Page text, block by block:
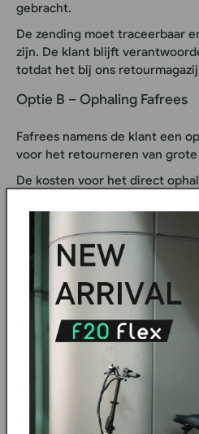
gebracht.
De zending moet traceerbaar
zijn. De klant blijft
totdat het bij ons
Optie B – Ophaling Fafrees
Fafrees namens de klant een
voor het retourneren van
De kosten voor het direct
is geen boete,
herplaatsingsvergoeding. Het
vervoerder maakt voor het
een groot artikel.
De afhaling kan pas worden
6. Geschatte kosten voor
retourzendingen van grote
E-bikes en elektrische
artikelen die doorgaans niet